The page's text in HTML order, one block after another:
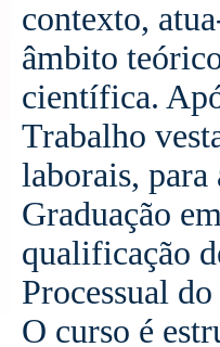
contexto,
âmbito
científica.
Trabalho
laborais, para
Graduação
qualificação
Processual
O curso é